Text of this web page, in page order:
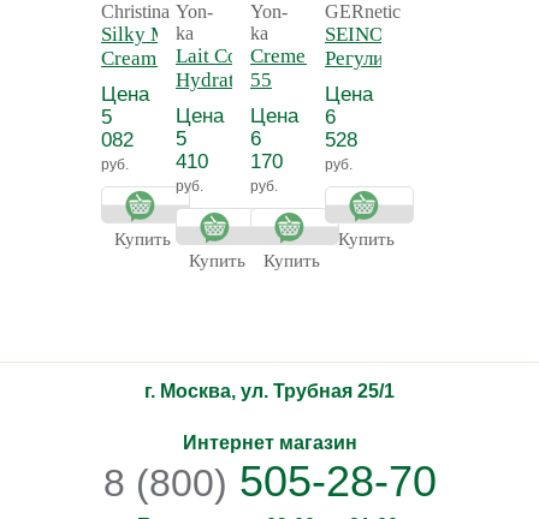
Christina
Silky Matte
Cream -
Нежный
матирующий
крем для
тела
Цена
5
082
руб.
Купить
Yon-
ka
Lait Corps
Hydratant
Detox -
Молочко для
тела
увлажняющее
Прованс
Цена
5
410
руб.
Купить
Yon-
ka
Creme 55 - Крем
55
антицеллюлитный
Цена
6
170
руб.
Купить
GERnetic
SEINO -
Регулирующий
и
тонизирующий
лосьон для
бюста СЕЙНО
Цена
6
528
руб.
Купить
г. Москва, ул. Трубная 25/1
Интернет магазин
8 (800) 505-28-70